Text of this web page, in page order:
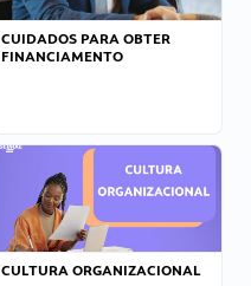
CUIDADOS PARA OBTER
FINANCIAMENTO
CULTURA ORGANIZACIONAL